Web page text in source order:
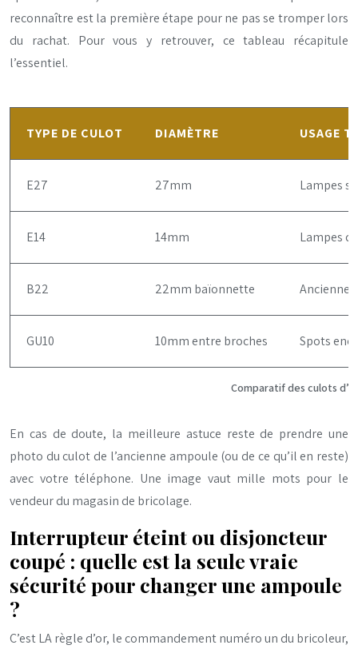
reconnaître est la première étape pour ne pas se tromper lors
du rachat. Pour vous y retrouver, ce tableau récapitule
l’essentiel.
Comparatif des culots
TYPE DE CULOT DIAMÈTRE USAGE
E27 27mm Lampes
E14 14mm Lampes
B22 22mm baïonnette
GU10 10mm entre broches Spots
En cas de doute, la meilleure astuce reste de prendre une
photo du culot de l’ancienne ampoule (ou de ce qu’il en reste)
avec votre téléphone. Une image vaut mille mots pour le
vendeur du magasin de bricolage.
Interrupteur éteint ou disjoncteur
coupé : quelle est la seule vraie
sécurité pour changer une ampoule
?
C’est LA règle d’or, le commandement numéro un du bricoleur,